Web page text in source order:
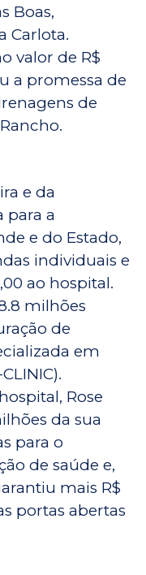
Boas,
Carlota.
valor de R$
a promessa de
de
e da
para a
e do Estado,
individuais e
ao hospital.
milhões
de
em
Rose
da sua
para o
de saúde e,
mais R$
portas abertas